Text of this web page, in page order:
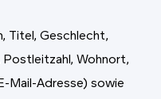
Titel, Geschlecht,
Wohnort,
Mail-Adresse) sowie